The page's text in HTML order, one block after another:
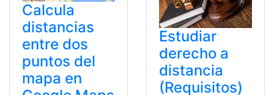
Calcula
distancias
entre dos
puntos del
mapa en
Estudiar
derecho a
distancia
(Requisitos)